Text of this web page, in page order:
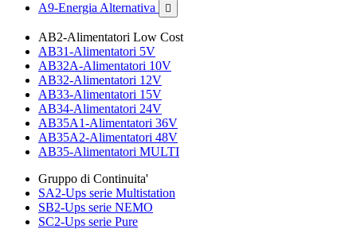
A9-Energia Alternativa 
AB2-Alimentatori Low Cost
AB31-Alimentatori 5V
AB32A-Alimentatori 10V
AB32-Alimentatori 12V
AB33-Alimentatori 15V
AB34-Alimentatori 24V
AB35A1-Alimentatori 36V
AB35A2-Alimentatori 48V
AB35-Alimentatori MULTI
Gruppo di Continuita'
SA2-Ups serie Multistation
SB2-Ups serie NEMO
SC2-Ups serie Pure